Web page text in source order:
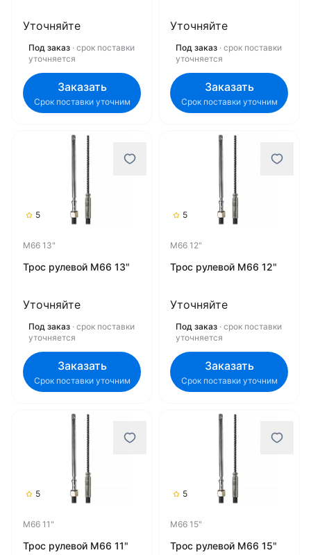
Уточняйте
Под заказ · срок поставки
уточняется
Заказать
Срок поставки уточним
Уточняйте
Под заказ · срок поставки
уточняется
Заказать
Срок поставки уточним
5
M66 13"
Трос рулевой M66 13"
Уточняйте
Под заказ · срок поставки
уточняется
Заказать
Срок поставки уточним
5
M66 12"
Трос рулевой M66 12"
Уточняйте
Под заказ · срок поставки
уточняется
Заказать
Срок поставки уточним
5
M66 11"
Трос рулевой M66 11"
5
M66 15"
Трос рулевой M66 15"